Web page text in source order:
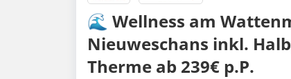
🌊 Wellness am
Nieuweschans inkl.
Therme ab 239€ p.P.